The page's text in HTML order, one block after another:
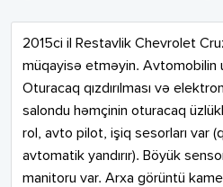
2015ci il Restavlik Chevrolet
müqayisə etməyin. Avtomobilin
Oturacaq qızdırılması və
salondu həmçinin oturacaq
rol, avto pilot, işiq sesorları var
avtomatik yandırır). Böyük
manitoru var. Arxa görüntü